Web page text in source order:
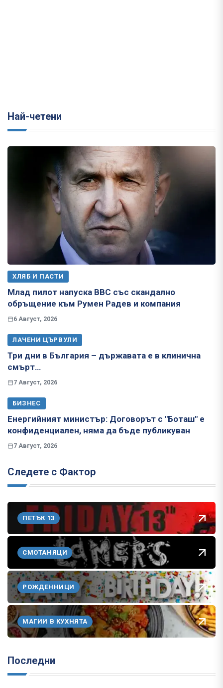
Най-четени
ХЛЯБ И ПАСТИ
Млад пилот напуска ВВС със скандално
обръщение към Румен Радев и компания
6 Август, 2026
ЛАЧЕНИ ЦЪРВУЛИ
Три дни в България – държавата е в клинична
смърт…
7 Август, 2026
БИЗНЕС
Енергийният министър: Договорът с "Боташ" е
конфиденциален, няма да бъде публикуван
7 Август, 2026
Следете с Фактор
ПЕТЪК 13
СМОТАНЯЦИ
РОЖДЕННИЦИ
МАГИИ В КУХНЯТА
Последни